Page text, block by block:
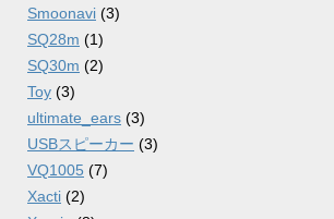
Smoonavi (3)
SQ28m (1)
SQ30m (2)
Toy (3)
ultimate_ears (3)
USBスピーカー (3)
VQ1005 (7)
Xacti (2)